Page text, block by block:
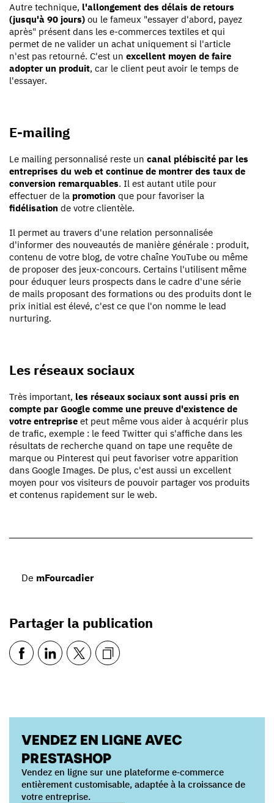
Autre technique, l'allongement des délais de retours
(jusqu'à 90 jours) ou le fameux "essayer d'abord, payez
après" présent dans les e-commerces textiles et qui
permet de ne valider un achat uniquement si l'article
n'est pas retourné. C'est un excellent moyen de faire
adopter un produit, car le client peut avoir le temps de
l'essayer.
E-mailing
Le mailing personnalisé reste un canal plébiscité par les
entreprises du web et continue de montrer des taux de
conversion remarquables. Il est autant utile pour
effectuer de la promotion que pour favoriser la
fidélisation de votre clientèle.
Il permet au travers d'une relation personnalisée
d'informer des nouveautés de manière générale : produit,
contenu de votre blog, de votre chaîne YouTube ou même
de proposer des jeux-concours. Certains l'utilisent même
pour éduquer leurs prospects dans le cadre d'une série
de mails proposant des formations ou des produits dont le
prix initial est élevé, c'est ce que l'on nomme le lead
nurturing.
Les réseaux sociaux
Très important, les réseaux sociaux sont aussi pris en
compte par Google comme une preuve d'existence de
votre entreprise et peut même vous aider à acquérir plus
de trafic, exemple : le feed Twitter qui s'affiche dans les
résultats de recherche quand on tape une requête de
marque ou Pinterest qui peut favoriser votre apparition
dans Google Images. De plus, c'est aussi un excellent
moyen pour vos visiteurs de pouvoir partager vos produits
et contenus rapidement sur le web.
De mFourcadier
Partager la publication
VENDEZ EN LIGNE AVEC
PRESTASHOP
Vendez en ligne sur une plateforme e‑commerce
entièrement customisable, adaptée à la croissance de
votre entreprise.